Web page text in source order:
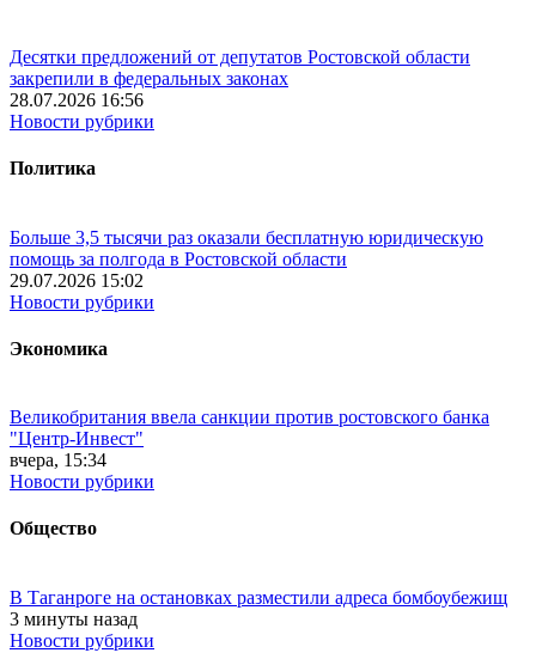
Десятки предложений от депутатов Ростовской области
закрепили в федеральных законах
28.07.2026 16:56
Новости рубрики
Политика
Больше 3,5 тысячи раз оказали бесплатную юридическую
помощь за полгода в Ростовской области
29.07.2026 15:02
Новости рубрики
Экономика
Великобритания ввела санкции против ростовского банка
"Центр-Инвест"
вчера, 15:34
Новости рубрики
Общество
В Таганроге на остановках разместили адреса бомбоубежищ
3 минуты назад
Новости рубрики